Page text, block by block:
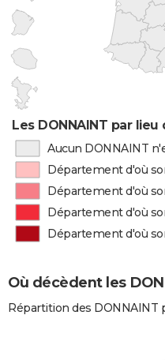
Les DONNAINT par
Aucun DONNAINT
Département d'où
Département d'où
Département d'où
Département d'où
Où décèdent les
Répartition des DONNAINT